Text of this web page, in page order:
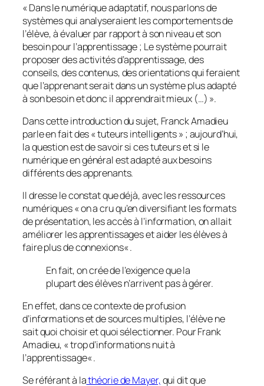
«Dans le numérique adaptatif, nous parlons de
systèmes qui analyseraient les comportements de
l’élève, à évaluer par rapport à son niveau et son
besoin pour l’apprentissage ; Le système pourrait
proposer des activités d’apprentissage, des
conseils, des contenus, des orientations qui feraient
que l’apprenant serait dans un système plus adapté
à son besoin et donc il apprendrait mieux (…) ».
Dans cette introduction du sujet, Franck Amadieu
parle en fait des «tuteurs intelligents» ; aujourd’hui,
la question est de savoir si ces tuteurs et si le
numérique en général est adapté aux besoins
différents des apprenants.
Il dresse le constat que déjà, avec les ressources
numériques «on a cru qu’en diversifiant les formats
de présentation, les accès à l’information, on allait
améliorer les apprentissages et aider les élèves à
faire plus de connexions« .
En fait, on crée de l’exigence que la
plupart des élèves n’arrivent pas à gérer.
En effet, dans ce contexte de profusion
d’informations et de sources multiples, l’élève ne
sait quoi choisir et quoi sélectionner. Pour Frank
Amadieu, «trop d’informations nuit à
l’apprentissage« .
Se référant à lathéorie de Mayer,qui dit que